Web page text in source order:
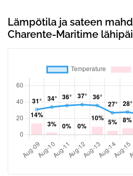
Lämpötila ja sateen
Charente-Maritime